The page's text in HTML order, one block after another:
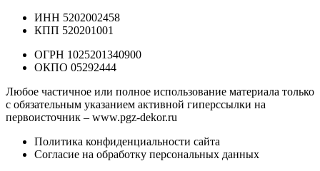
ИНН 5202002458
КПП 520201001
ОГРН 1025201340900
ОКПО 05292444
Любое частичное или полное использование материала только
с обязательным указанием активной гиперссылки на
первоисточник – www.pgz-dekor.ru
Политика конфиденциальности сайта
Согласие на обработку персональных данных